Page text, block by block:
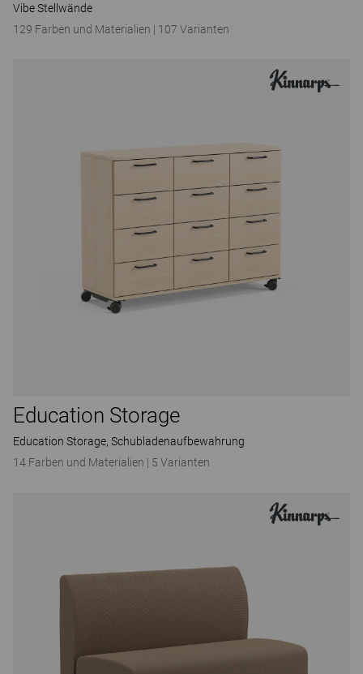
Vibe Stellwände
129 Farben und Materialien | 107 Varianten
Education Storage
Education Storage, Schubladenaufbewahrung
14 Farben und Materialien | 5 Varianten